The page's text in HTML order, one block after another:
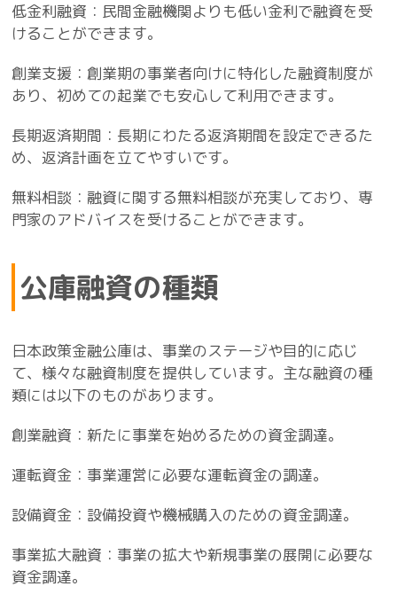
低金利融資：民間金融機関よりも低い金利で融資を受
けることができます。
創業支援：創業期の事業者向けに特化した融資制度が
あり、初めての起業でも安心して利用できます。
長期返済期間：長期にわたる返済期間を設定できるた
め、返済計画を立てやすいです。
無料相談：融資に関する無料相談が充実しており、専
門家のアドバイスを受けることができます。
公庫融資の種類
日本政策金融公庫は、事業のステージや目的に応じ
て、様々な融資制度を提供しています。主な融資の種
類には以下のものがあります。
創業融資：新たに事業を始めるための資金調達。
運転資金：事業運営に必要な運転資金の調達。
設備資金：設備投資や機械購入のための資金調達。
事業拡大融資：事業の拡大や新規事業の展開に必要な
資金調達。